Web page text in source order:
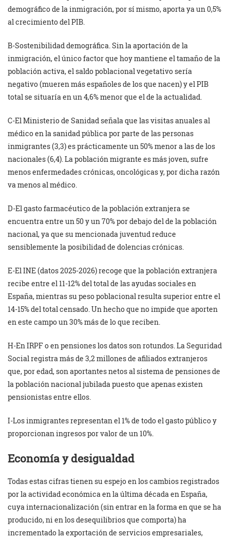
demográfico de la inmigración, por sí mismo, aporta ya un 0,5%
al crecimiento del PIB.
B-Sostenibilidad demográfica. Sin la aportación de la
inmigración, el único factor que hoy mantiene el tamaño de la
población activa, el saldo poblacional vegetativo sería
negativo (mueren más españoles de los que nacen) y el PIB
total se situaría en un 4,6% menor que el de la actualidad.
C-El Ministerio de Sanidad señala que las visitas anuales al
médico en la sanidad pública por parte de las personas
inmigrantes (3,3) es prácticamente un 50% menor a las de los
nacionales (6,4). La población migrante es más joven, sufre
menos enfermedades crónicas, oncológicas y, por dicha razón
va menos al médico.
D-El gasto farmacéutico de la población extranjera se
encuentra entre un 50 y un 70% por debajo del de la población
nacional, ya que su mencionada juventud reduce
sensiblemente la posibilidad de dolencias crónicas.
E-El INE (datos 2025-2026) recoge que la población extranjera
recibe entre el 11-12% del total de las ayudas sociales en
España, mientras su peso poblacional resulta superior entre el
14-15% del total censado. Un hecho que no impide que aporten
en este campo un 30% más de lo que reciben.
H-En IRPF o en pensiones los datos son rotundos. La Seguridad
Social registra más de 3,2 millones de afiliados extranjeros
que, por edad, son aportantes netos al sistema de pensiones de
la población nacional jubilada puesto que apenas existen
pensionistas entre ellos.
I-Los inmigrantes representan el 1% de todo el gasto público y
proporcionan ingresos por valor de un 10%.
Economía y desigualdad
Todas estas cifras tienen su espejo en los cambios registrados
por la actividad económica en la última década en España,
cuya internacionalización (sin entrar en la forma en que se ha
producido, ni en los desequilibrios que comporta) ha
incrementado la exportación de servicios empresariales,